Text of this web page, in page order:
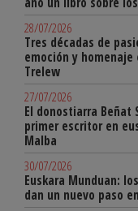
28/07/2026
Tres décadas de
emoción y homenaje
Trelew
27/07/2026
El donostiarra Beñat
primer escritor en
Malba
30/07/2026
Euskara Munduan:
dan un nuevo paso